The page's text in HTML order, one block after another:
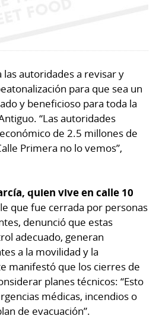
autoridades a revisar y
para que sea un
y beneficioso para toda la
“Las autoridades
de 2.5 millones de
Primera no lo vemos”,
quien vive en calle 10
que fue cerrada por personas
denunció que estas
adecuado, generan
a la movilidad y la
manifestó que los cierres de
planes técnicos: “Esto
médicas, incendios o
de evacuación”.